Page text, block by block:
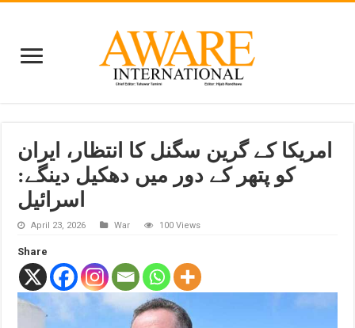
امریکا کے گرین سگنل کا انتظار، ایران
کو پتھر کے دور میں دھکیل دینگے:
اسرائیل
April 23, 2026 War 100 Views
Share